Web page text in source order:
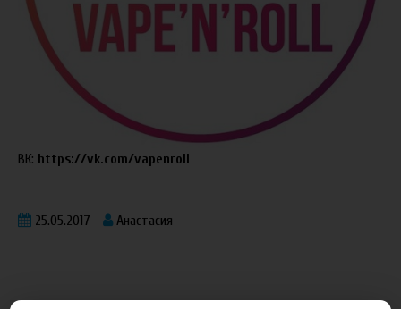
ВК: https://vk.com/vapenroll
25.05.2017 Анастасия